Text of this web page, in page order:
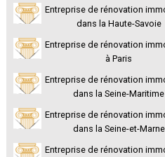
Entreprise de rénovation
dans la Haute-Savoie
Entreprise de rénovation
à Paris
Entreprise de rénovation
dans la Seine-Maritime
Entreprise de rénovation
dans la Seine-et-Marne
Entreprise de rénovation